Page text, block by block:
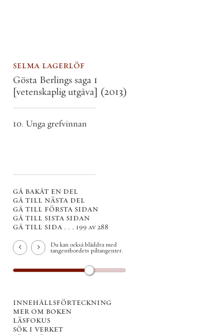
selma lagerlöf
Gösta Berlings saga 1
[vetenskaplig utgåva] (2013)
10. Unga grefvinnan
gå bakåt en del
gå till nästa del
gå till första sidan
gå till sista sidan
gå till sida . . . 199 av 288
Du kan också bläddra med
tangentbordets piltangenter.
innehållsförteckning
mer om boken
läsfokus
sök i verket